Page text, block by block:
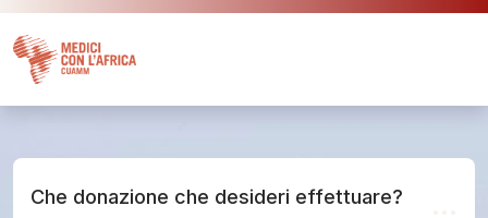
Che donazione che desideri effettuare?